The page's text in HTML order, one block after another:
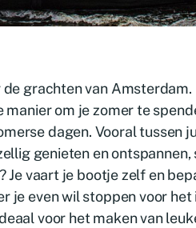
grachten van
om je zomer te
dagen. Vooral tussen
genieten en ontspannen,
Je vaart je bootje zelf en
je even wil stoppen voor het
voor het maken van